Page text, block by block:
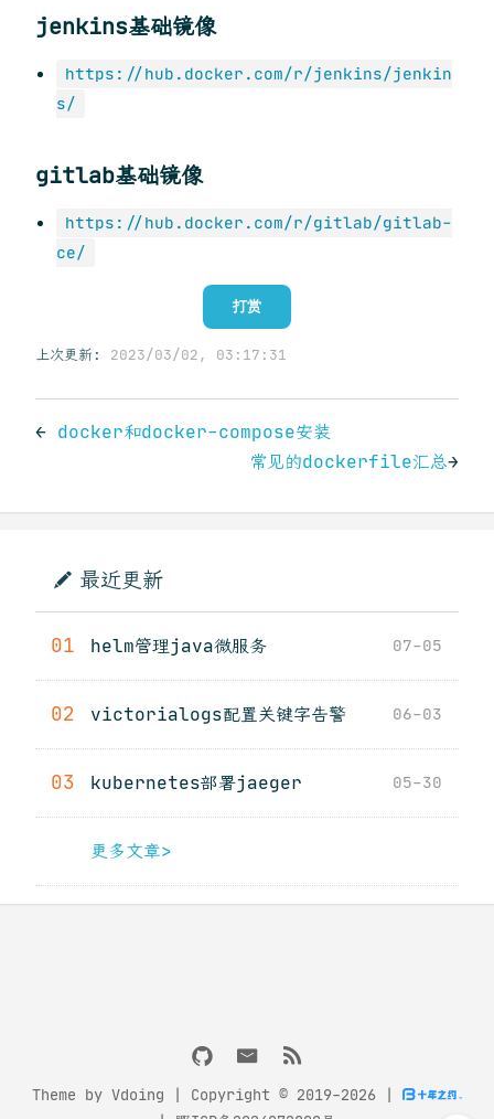
jenkins基础镜像
https://hub.docker.com/r/jenkins/jenkin
s/
gitlab基础镜像
https://hub.docker.com/r/gitlab/gitlab-
ce/
打赏
上次更新: 2023/03/02, 03:17:31
← docker和docker-compose安装
常见的dockerfile汇总→
最近更新
01 helm管理java微服务 07-05
02 victorialogs配置关键字告警 06-03
03 kubernetes部署jaeger 05-30
更多文章>
Theme by Vdoing | Copyright © 2019-2026